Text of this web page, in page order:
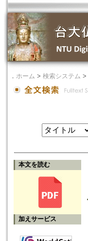
． ホーム > 検索システム >
本文を読む
加えサービス